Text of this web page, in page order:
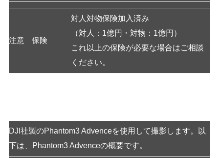
注意 保険
対人対物保険加入済み
（対人：1億円・対物：1億円）
これ以上の保険が必要な場合はご相談
ください。
DJI社製のPhantom3 Advenceを使用して撮影します。以
下は、Phantom3 Advenceの概要です。